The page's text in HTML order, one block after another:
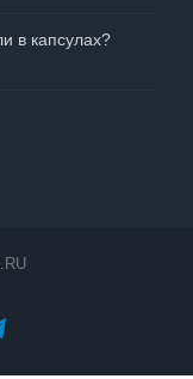
в капсулах?
Telegram